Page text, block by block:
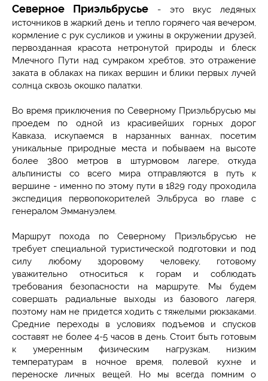
Северное Приэльбрусье - это вкус ледяных
источников в жаркий день и тепло горячего чая вечером,
кормление с рук сусликов и ужины в окружении друзей,
первозданная красота нетронутой природы и блеск
Млечного Пути над сумраком хребтов, это отражение
заката в облаках на пиках вершин и блики первых лучей
солнца сквозь окошко палатки.
Во время приключения по Северному Приэльбрусью мы
проедем по одной из красивейших горных дорог
Кавказа, искупаемся в нарзанных ваннах, посетим
уникальные природные места и побываем на высоте
более 3800 метров в штурмовом лагере, откуда
альпинисты со всего мира отправляются в путь к
вершине - именно по этому пути в 1829 году проходила
экспедиция первопокорителей Эльбруса во главе с
генералом Эммануэлем.
Маршрут похода по Северному Приэльбрусью не
требует специальной туристической подготовки и под
силу любому здоровому человеку, готовому
уважительно относиться к горам и соблюдать
требования безопасности на маршруте. Мы будем
совершать радиальные выходы из базового лагеря,
поэтому нам не придется ходить с тяжелыми рюкзаками.
Средние переходы в условиях подъемов и спусков
составят не более 4-5 часов в день. Стоит быть готовым
к умеренным физическим нагрузкам, низким
температурам в ночное время, полевой кухне и
переноске личных вещей. Но мы всегда помним о